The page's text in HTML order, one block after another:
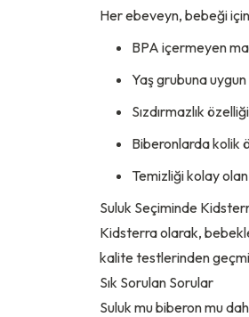
Her ebeveyn, bebeği
BPA içermeyen
Yaş grubuna
Sızdırmazlık
Biberonlarda kolik
Temizliği kolay
Suluk Seçiminde
Kidsterra olarak,
kalite testlerinden
Sık Sorulan Sorular
Suluk mu biberon mu